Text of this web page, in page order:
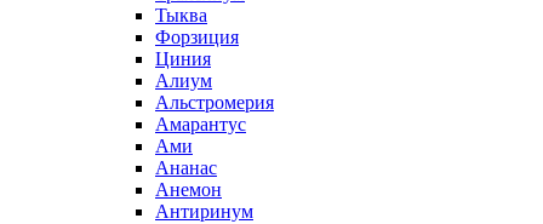
Тыква
Форзиция
Циния
Алиум
Альстромерия
Амарантус
Ами
Ананас
Анемон
Антиринум